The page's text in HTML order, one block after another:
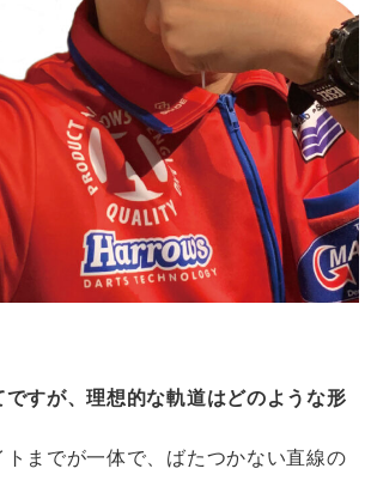
ですが、理想的な軌道はどのような形
までが一体で、ばたつかない直線の